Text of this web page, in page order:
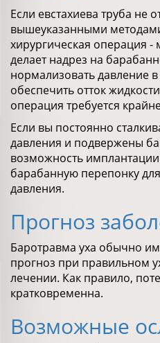
Если евстахиева труба не
вышеуказанными
хирургическая операция
делает надрез на
нормализовать давление
обеспечить отток
операция требуется
Если вы постоянно
давления и подвержены
возможность
барабанную перепонку
давления.
Прогноз
Баротравма уха обычно
прогноз при правильном
лечении. Как правило,
кратковременна.
Возможные